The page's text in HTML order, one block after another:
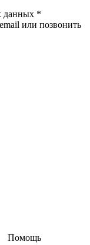
данных *
или позвонить
Помощь